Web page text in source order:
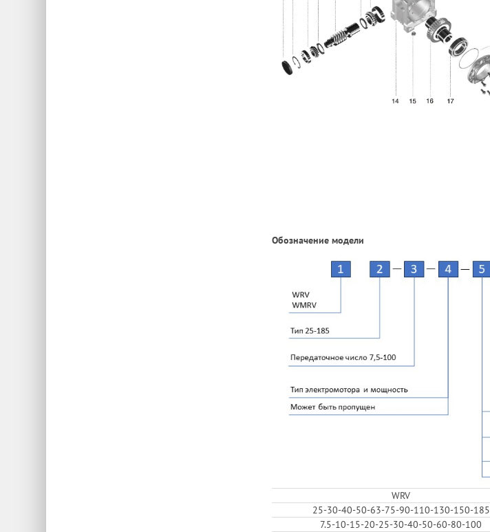
Обозначение модели
WRV
25-30-40-50-63-75-90-110-130-150-185
7.5-10-15-20-25-30-40-50-60-80-100